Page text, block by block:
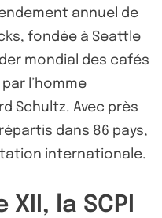
annuel de
fondée à Seattle
mondial des cafés
l’homme
Schultz. Avec près
dans 86 pays,
internationale.
la SCPI